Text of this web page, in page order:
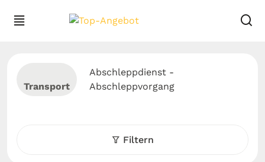
Transport
Abschleppdienst -
Abschleppvorgang
Filtern